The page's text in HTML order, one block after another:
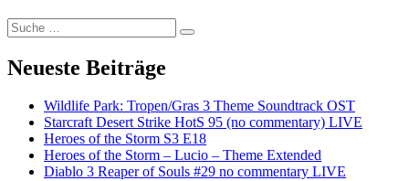
Suche
nach:
Suchen
Neueste Beiträge
Wildlife Park: Tropen/Gras 3 Theme Soundtrack OST
Starcraft Desert Strike HotS 95 (no commentary) LIVE
Heroes of the Storm S3 E18
Heroes of the Storm – Lucio – Theme Extended
Diablo 3 Reaper of Souls #29 no commentary LIVE